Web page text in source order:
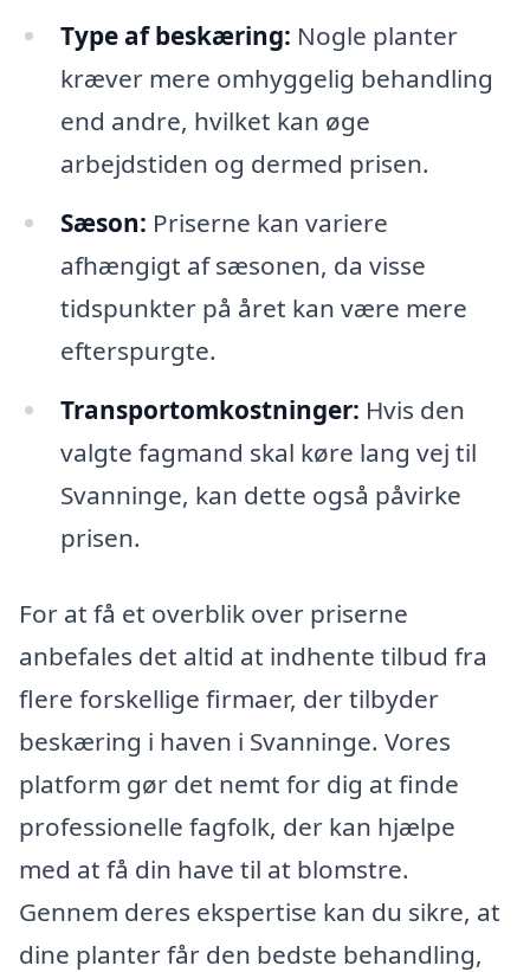
Type af beskæring: Nogle planter
kræver mere omhyggelig behandling
end andre, hvilket kan øge
arbejdstiden og dermed prisen.
Sæson: Priserne kan variere
afhængigt af sæsonen, da visse
tidspunkter på året kan være mere
efterspurgte.
Transportomkostninger: Hvis den
valgte fagmand skal køre lang vej til
Svanninge, kan dette også påvirke
prisen.
For at få et overblik over priserne
anbefales det altid at indhente tilbud fra
flere forskellige firmaer, der tilbyder
beskæring i haven i Svanninge. Vores
platform gør det nemt for dig at finde
professionelle fagfolk, der kan hjælpe
med at få din have til at blomstre.
Gennem deres ekspertise kan du sikre, at
dine planter får den bedste behandling,